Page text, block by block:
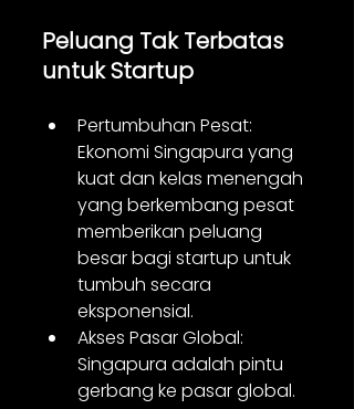
Peluang Tak Terbatas
untuk Startup
Pertumbuhan Pesat:
Ekonomi Singapura yang
kuat dan kelas menengah
yang berkembang pesat
memberikan peluang
besar bagi startup untuk
tumbuh secara
eksponensial.
Akses Pasar Global:
Singapura adalah pintu
gerbang ke pasar global.